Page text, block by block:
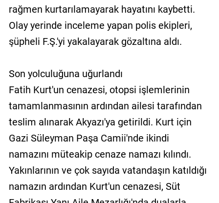
rağmen kurtarılamayarak hayatını kaybetti.
Olay yerinde inceleme yapan polis ekipleri,
şüpheli F.Ş.'yi yakalayarak gözaltına aldı.
Son yolculuğuna uğurlandı
Fatih Kurt'un cenazesi, otopsi işlemlerinin
tamamlanmasının ardından ailesi tarafından
teslim alınarak Akyazı'ya getirildi. Kurt için
Gazi Süleyman Paşa Camii'nde ikindi
namazını müteakip cenaze namazı kılındı.
Yakınlarının ve çok sayıda vatandaşın katıldığı
namazın ardından Kurt'un cenazesi, Süt